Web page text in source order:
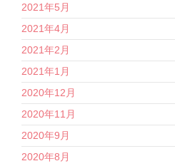
2021年5月
2021年4月
2021年2月
2021年1月
2020年12月
2020年11月
2020年9月
2020年8月